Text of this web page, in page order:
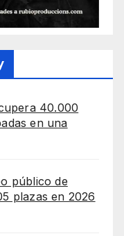
40.000
en una
público de
plazas en 2026